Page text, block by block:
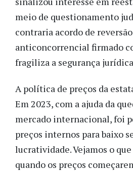
meio de questionamento
contraria acordo de
anticoncorrencial firmado
fragiliza a segurança
A política de preços da
Em 2023, com a ajuda da
mercado internacional, foi
preços internos para baixo
lucratividade. Vejamos o
quando os preços